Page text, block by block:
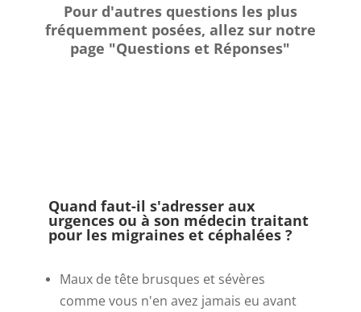
Pour d'autres questions les plus
fréquemment posées, allez sur notre
page "Questions et Réponses"
Quand faut-il s'adresser aux
urgences ou à son médecin traitant
pour les migraines et céphalées ?
Maux de tête brusques et sévères
comme vous n'en avez jamais eu avant